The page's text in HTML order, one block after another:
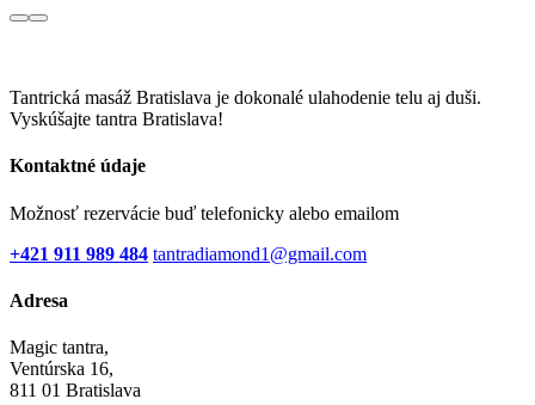
Tantrická masáž Bratislava je dokonalé ulahodenie telu aj duši.
Vyskúšajte tantra Bratislava!
Kontaktné údaje
Možnosť rezervácie buď telefonicky alebo emailom
+421 911 989 484 tantradiamond1@gmail.com
Adresa
Magic tantra,
Ventúrska 16,
811 01 Bratislava